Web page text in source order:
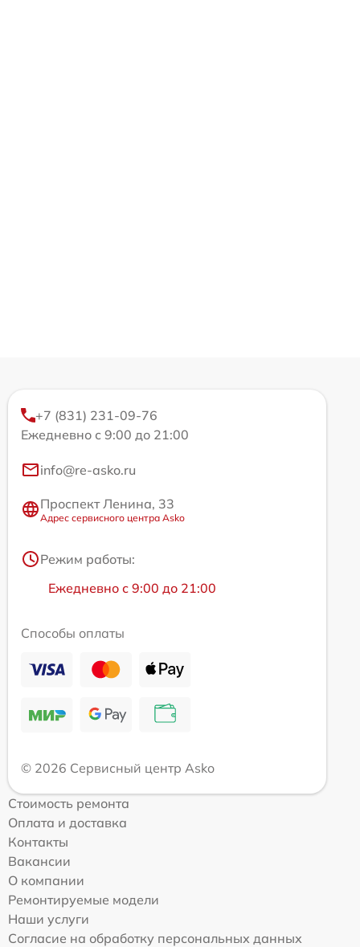
+7 (831) 231-09-76
Ежедневно с 9:00 до 21:00
info@re-asko.ru
Проспект Ленина, 33
Адрес сервисного центра Asko
Режим работы:
Ежедневно с 9:00 до 21:00
Способы оплаты
© 2026 Сервисный центр Asko
Стоимость ремонта
Оплата и доставка
Контакты
Вакансии
О компании
Ремонтируемые модели
Наши услуги
Согласие на обработку персональных данных